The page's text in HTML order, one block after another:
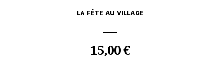
LA FÊTE AU VILLAGE
15,00 €